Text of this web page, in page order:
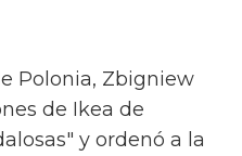
Polonia, Zbigniew
de Ikea de
y ordenó a la